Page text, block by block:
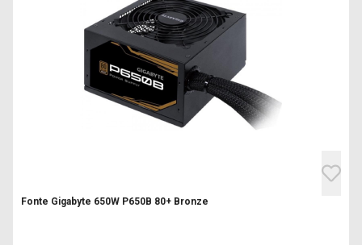
Fonte Gigabyte 650W P650B 80+ Bronze